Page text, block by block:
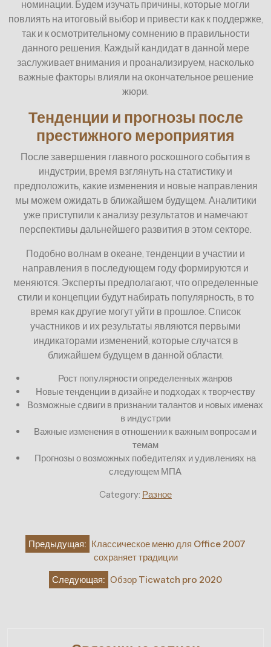
номинации. Будем изучать причины, которые могли
повлиять на итоговый выбор и привести как к поддержке,
так и к осмотрительному сомнению в правильности
данного решения. Каждый кандидат в данной мере
заслуживает внимания и проанализируем, насколько
важные факторы влияли на окончательное решение
жюри.
Тенденции и прогнозы после
престижного мероприятия
После завершения главного роскошного события в
индустрии, время взглянуть на статистику и
предположить, какие изменения и новые направления
мы можем ожидать в ближайшем будущем. Аналитики
уже приступили к анализу результатов и намечают
перспективы дальнейшего развития в этом секторе.
Подобно волнам в океане, тенденции в участии и
направления в последующем году формируются и
меняются. Эксперты предполагают, что определенные
стили и концепции будут набирать популярность, в то
время как другие могут уйти в прошлое. Список
участников и их результаты являются первыми
индикаторами изменений, которые случатся в
ближайшем будущем в данной области.
Рост популярности определенных жанров
Новые тенденции в дизайне и подходах к творчеству
Возможные сдвиги в признании талантов и новых именах
в индустрии
Важные изменения в отношении к важным вопросам и
темам
Прогнозы о возможных победителях и удивлениях на
следующем МПА
Category: Разное
Навигация
записям
Предыдущая: Классическое меню для Office 2007
сохраняет традиции
Следующая: Обзор Ticwatch pro 2020